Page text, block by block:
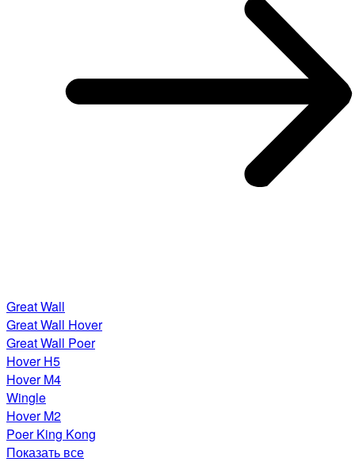
Great Wall
Great Wall Hover
Great Wall Poer
Hover H5
Hover M4
Wingle
Hover M2
Poer King Kong
Показать все